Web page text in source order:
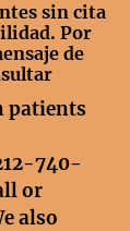
sin cita
Por
de
patients
740-
or
also